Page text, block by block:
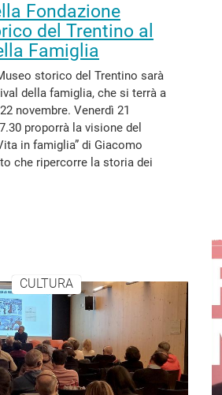
Fondazione
del Trentino al
Famiglia
storico del Trentino sarà
della famiglia, che si terrà a
novembre. Venerdì 21
proporrà la visione del
in famiglia” di Giacomo
che ripercorre la storia dei
CULTURA